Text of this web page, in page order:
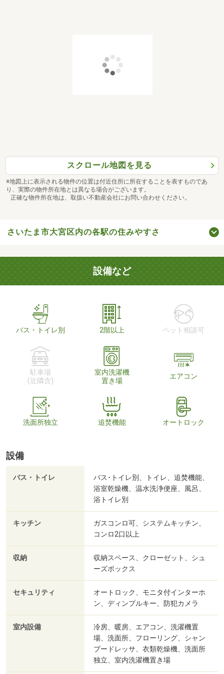
スクロール地図を見る
※地図上に表示される物件の位置は付近住所に所在することを表すものであ
り、実際の物件所在地とは異なる場合がございます。
正確な物件所在地は、取扱い不動産会社にお問い合わせください。
さいたま市大宮区内の各駅の住みやすさ
設備など
バス・トイレ別 2階以上 ペット相談可
駐車場
(近隣含)
室内洗濯機
置き場
エアコン
洗面所独立 追焚機能 オートロック
設備
バス・トイレ
バス･トイレ別、トイレ、追焚機能、
浴室乾燥機、温水洗浄便座、風呂、
浴トイレ別
キッチン
ガスコンロ可、システムキッチン、
コンロ2口以上
収納
収納スペース、クローゼット、シュ
ーズボックス
セキュリティ
オートロック、モニタ付インターホ
ン、ディンプルキー、防犯カメラ
室内設備
冷房、暖房、エアコン、洗濯機置
場、洗面所、フローリング、シャン
プードレッサ、衣類乾燥機、洗面所
独立、室内洗濯機置き場